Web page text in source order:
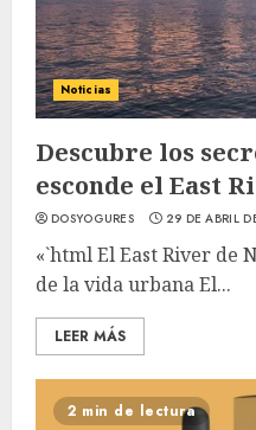
Noticias
Descubre los
esconde el East
DOSYOGURES 29 DE ABRIL
«`html El East River de
de la vida urbana El...
LEER MÁS
2 min de lectura